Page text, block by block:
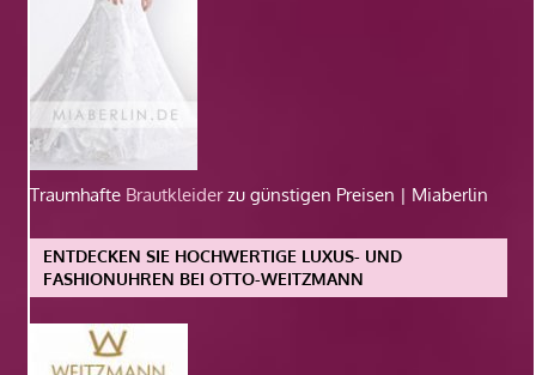
Traumhafte Brautkleiderzu günstigen Preisen | Miaberlin
ENTDECKEN SIE HOCHWERTIGE LUXUS- UND
FASHIONUHREN BEI OTTO-WEITZMANN